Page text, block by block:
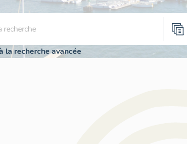
la recherche avancée